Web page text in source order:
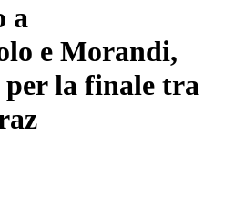
a
e Morandi,
la finale tra